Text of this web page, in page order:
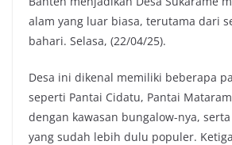
alam yang luar biasa, terutama dari
bahari. Selasa, (22/04/25).
Desa ini dikenal memiliki beberapa
seperti Pantai Cidatu, Pantai
dengan kawasan bungalow-nya,
yang sudah lebih dulu populer.